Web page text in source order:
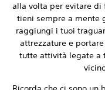
alla volta per evitare di
tieni sempre a mente
raggiungi i tuoi
attrezzature e
tutte attività legate a